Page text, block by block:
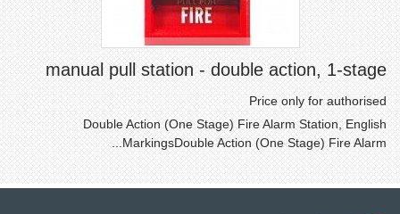
manual pull station - double action, 1-stage
Price only for authorised
Double Action (One Stage) Fire Alarm Station, English
MarkingsDouble Action (One Stage) Fire Alarm...